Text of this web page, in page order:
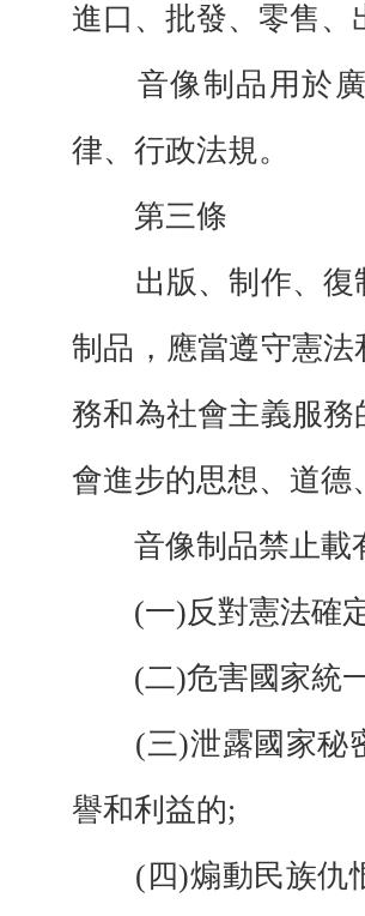
進口、批發、零售、
音像制品用於廣
律、行政法規。
第三條
出版、制作、復
制品，應當遵守憲
務和為社會主義服
會進步的思想、道
音像制品禁止載
(一)反對憲法確定
(二)危害國家統一
(三)泄露國家秘密
譽和利益的;
(四)煽動民族仇恨